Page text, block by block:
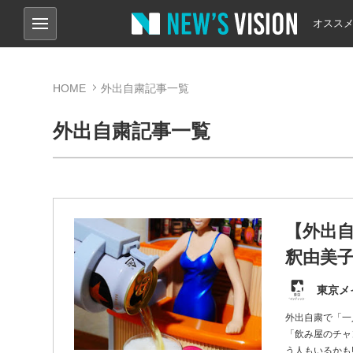
オスス
HOME 外出自粛記事一覧
外出自粛記事一覧
【外出
釈由美
東京メ
外出自粛で「
「飲み屋のチ
う人もいるか